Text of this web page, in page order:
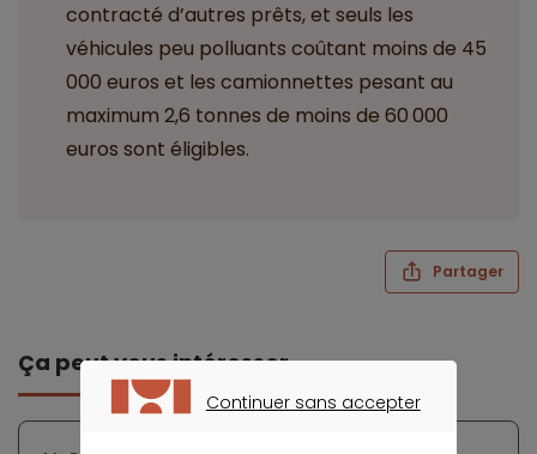
contracté d’autres prêts, et seuls les
véhicules peu polluants coûtant moins de 45
000 euros et les camionnettes pesant au
maximum 2,6 tonnes de moins de 60 000
euros sont éligibles.
Partager
Ça peut vous intéresser
Continuer sans accepter